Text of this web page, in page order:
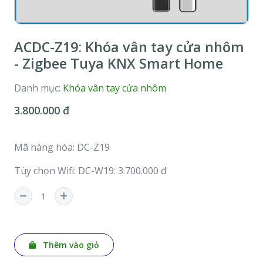
ACDC-Z19: Khóa vân tay cửa nhôm
- Zigbee Tuya KNX Smart Home
Danh mục: Khóa vân tay cửa nhôm
3.800.000 đ
Mã hàng hóa: DC-Z19
Tùy chọn Wifi: DC-W19: 3.700.000 đ
Thêm vào giỏ